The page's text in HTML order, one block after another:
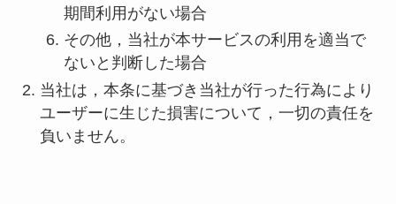
期間利用がない場合
その他，当社が本サービスの利用を適当で
ないと判断した場合
当社は，本条に基づき当社が行った行為により
ユーザーに生じた損害について，一切の責任を
負いません。